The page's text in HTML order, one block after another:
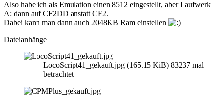
Also habe ich als Emulation einen 8512 eingestellt, aber Laufwerk
A: dann auf CF2DD anstatt CF2.
Dabei kann man dann auch 2048KB Ram einstellen
Dateianhänge
LocoScript41_gekauft.jpg (165.15 KiB) 83237 mal
betrachtet